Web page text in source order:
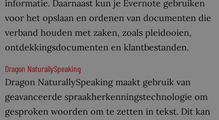
informatie. Daarnaast kun je Evernote gebruiken
voor het opslaan en ordenen van documenten die
verband houden met zaken, zoals pleidooien,
ontdekkingsdocumenten en klantbestanden.
Dragon NaturallySpeaking
Dragon NaturallySpeaking maakt gebruik van
geavanceerde spraakherkenningstechnologie om
gesproken woorden om te zetten in tekst. Dit kan